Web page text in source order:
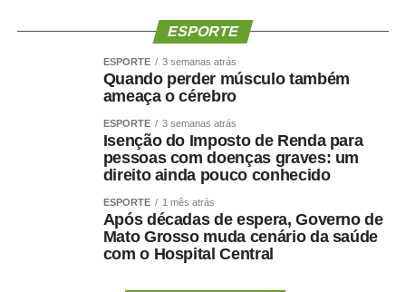
medidas para enfrentar a desinformação.
A comissão julgadora avaliou as 81 redações finalistas
encaminhadas pelas secretarias estaduais de educação.
Federação, participarão da Semana de Vivência
Legislativa no Senado, entre os dias 17 e 21 de agosto.
As redações foram analisadas com base em critérios
adaptados do modelo de correção do Exame Nacional do
Ensino Médio (Enem), considerando aspectos como
compreensão do tema, argumentação, organização
textual e proposta de intervenção.
ESPORTE
ESPORTE 3 semanas atrás
Quando perder músculo também
ameaça o cérebro
ESPORTE 3 semanas atrás
Isenção do Imposto de Renda para
pessoas com doenças graves: um
direito ainda pouco conhecido
ESPORTE 1 mês atrás
Após décadas de espera, Governo de
Mato Grosso muda cenário da saúde
com o Hospital Central